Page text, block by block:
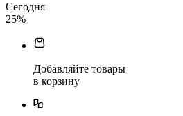
Сегодня
25%
Добавляйте товары
в корзину